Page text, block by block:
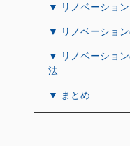
▼ リノベーショ
▼ リノベーショ
▼ リノベーショ
法
▼ まとめ